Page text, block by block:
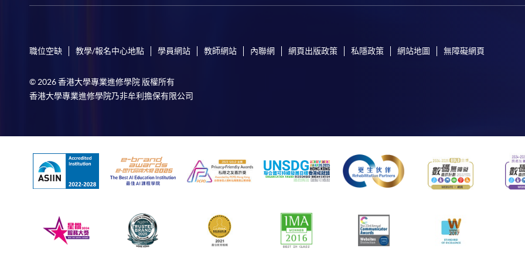
職位空缺 教學/報名中心地點 學員網站 教師網站 內聯網 網頁出版政策 私隱政策 網站地圖 無障礙網頁
© 2026 香港大學專業進修學院 版權所有
香港大學專業進修學院乃非牟利擔保有限公司